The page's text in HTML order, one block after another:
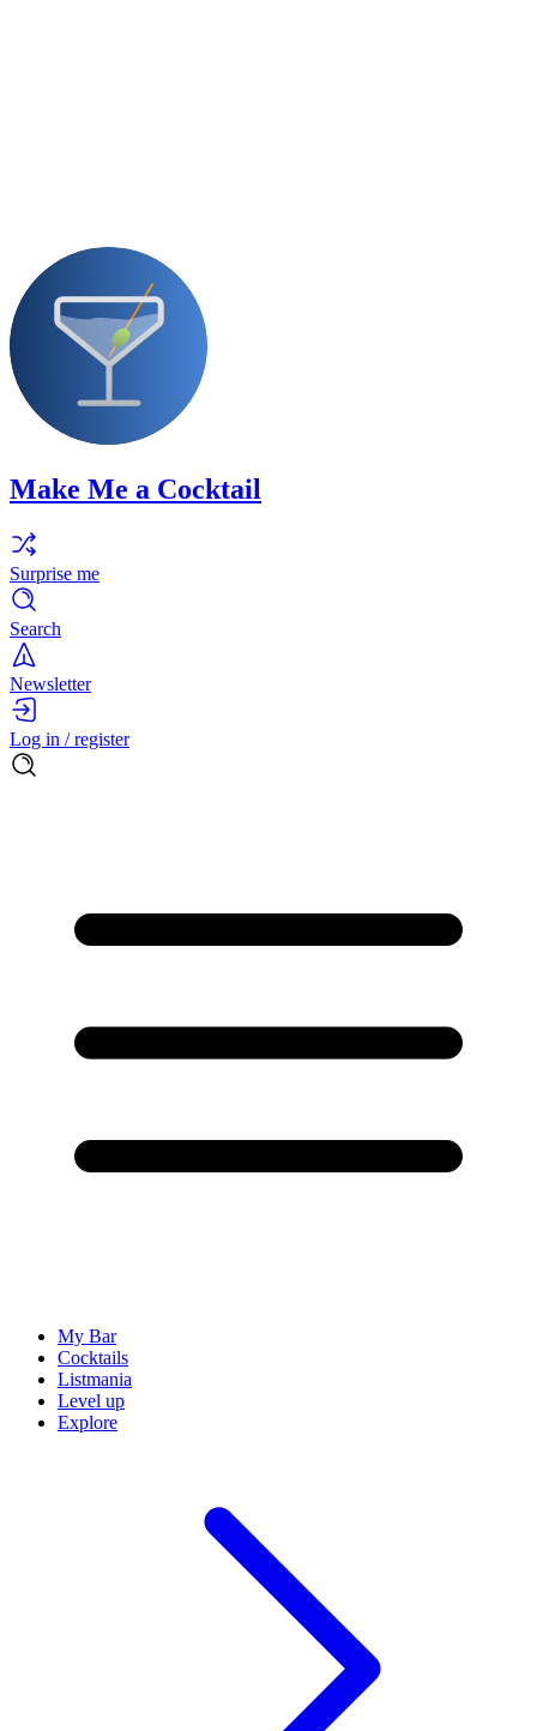
Make Me a Cocktail
Surprise me
Search
Newsletter
Log in / register
My Bar
Cocktails
Listmania
Level up
Explore